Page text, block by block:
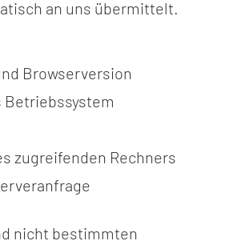
an uns übermittelt.
Browserversion
zugreifenden Rechners
nicht bestimmten